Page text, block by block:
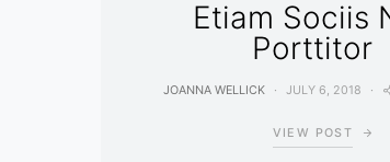
Etiam Sociis
Porttitor
JOANNA WELLICK JULY 6, 2018
VIEW POST